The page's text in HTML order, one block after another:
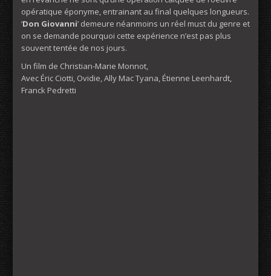
opératique éponyme, entrainant au final quelques longueurs.
‘Don Giovanni’ demeure néanmoins un réel must du genre et
on se demande pourquoi cette expérience n’est pas plus
souvent tentée de nos jours.
Un film de Christian-Marie Monnot,
Avec Éric Ciotti, Ovidie, Ally Mac Tyana, Étienne Leenhardt,
Franck Pedretti